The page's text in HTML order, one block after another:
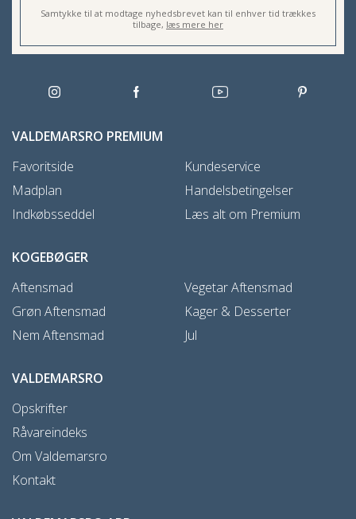
Samtykke til at modtage nyhedsbrevet kan til enhver tid trækkes
tilbage, læs mere her
VALDEMARSRO PREMIUM
Favoritside
Madplan
Indkøbsseddel
Kundeservice
Handelsbetingelser
Læs alt om Premium
KOGEBØGER
Aftensmad
Grøn Aftensmad
Nem Aftensmad
Vegetar Aftensmad
Kager & Desserter
Jul
VALDEMARSRO
Opskrifter
Råvareindeks
Om Valdemarsro
Kontakt